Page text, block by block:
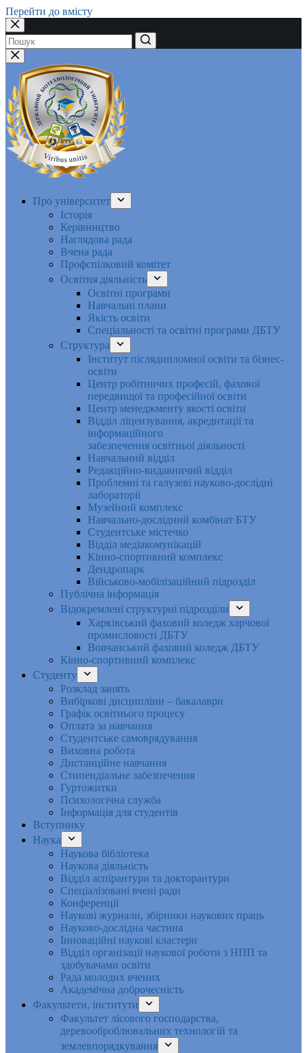
Перейти до вмісту
Немає
результатів
Про університет
Історія
Керівництво
Наглядова рада
Вчена рада
Профспілковий комітет
Освітня діяльність
Освітні програми
Навчальні плани
Якість освіти
Спеціальності та освітні програми ДБТУ
Структура
Інститут післядипломної освіти та бізнес-
освіти
Центр робітничих професій, фахової
передвищої та професійної освіти
Центр менеджменту якості освіти
Відділ ліцензування, акредитації та
інформаційного
забезпечення освітньої діяльності
Навчальний відділ
Редакційно-видавничий відділ
Проблемні та галузеві науково-дослідні
лабораторії
Музейний комплекс
Навчально-дослідний комбінат БТУ
Студентське містечко
Відділ медіакомунікацій
Кінно-спортивний комплекс
Дендропарк
Військово-мобілізаційний підрозділ
Публічна інформація
Відокремлені структурні підрозділи
Харківський фаховий коледж харчової
промисловості ДБТУ
Вовчанський фаховий коледж ДБТУ
Кінно-спортивний комплекс
Студенту
Розклад занять
Вибіркові дисципліни – бакалаври
Графік освітнього процесу
Оплата за навчання
Студентське самоврядування
Виховна робота
Дистанційне навчання
Стипендіальне забезпечення
Гуртожитки
Психологічна служба
Інформація для студентів
Вступнику
Наука
Наукова бібліотека
Наукова діяльність
Відділ аспірантури та докторантури
Спеціалізовані вчені ради
Конференції
Наукові журнали, збірники наукових праць
Науково-дослідна частина
Інноваційні наукові кластери
Відділ організації наукової роботи з НПП та
здобувачами освіти
Рада молодих вчених
Академічна доброчесність
Факультети, інститути
Факультет лісового господарства,
деревооброблювальних технологій та
землевпорядкування